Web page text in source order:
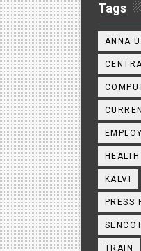
Tags
ANNA
KALVI
PRESS
TRAIN